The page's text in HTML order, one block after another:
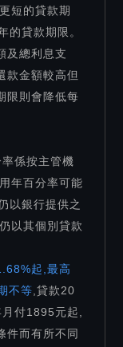
短的貸款期
的貸款期限。
及總利息支
款金額較高但
限則會降低每
係按主管機
年百分率可能
以銀行提供之
以其個別貸款
起,最高
不等,貸款20
付1895元起,
件而有所不同